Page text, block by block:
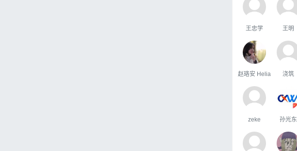
王忠学 王明
赵珞安 Helia 浇筑
zeke 孙光东